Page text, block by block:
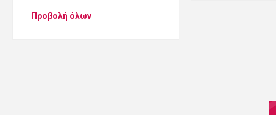
Προβολή όλων